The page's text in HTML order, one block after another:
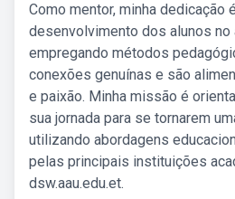
Como mentor, minha dedicação
desenvolvimento dos alunos no
empregando métodos
conexões genuínas e são
e paixão. Minha missão é
sua jornada para se tornarem
utilizando abordagens
pelas principais instituições
dsw.aau.edu.et.